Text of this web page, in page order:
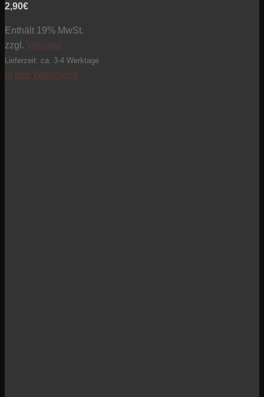
2,90€
Enthält 19% MwSt.
zzgl. Versand
Lieferzeit: ca. 3-4 Werktage
In den Warenkorb